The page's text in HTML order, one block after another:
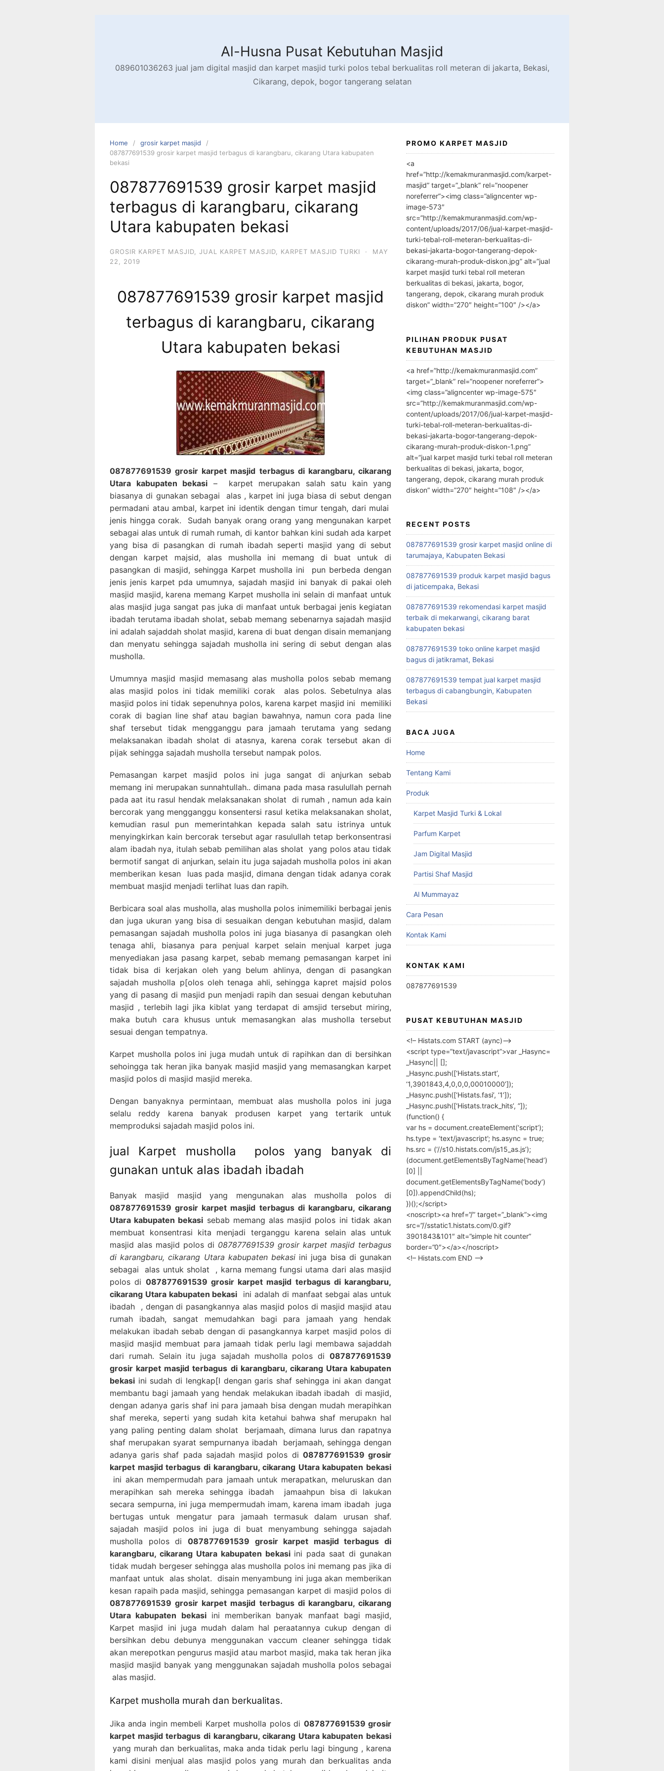
Al-Husna Pusat Kebutuhan Masjid
089601036263 jual jam digital masjid dan karpet masjid turki polos tebal berkualitas roll meteran di jakarta, Bekasi,
Cikarang, depok, bogor tangerang selatan
Home
grosir karpet masjid
087877691539 grosir karpet masjid terbagus di karangbaru, cikarang Utara kabupaten
bekasi
087877691539 grosir karpet masjid
terbagus di karangbaru, cikarang
Utara kabupaten bekasi
GROSIR KARPET MASJID JUAL KARPET MASJID KARPET MASJID TURKI ·
MAY
22, 2019
087877691539 grosir karpet masjid
terbagus di karangbaru, cikarang
Utara kabupaten bekasi
087877691539 grosir karpet masjid terbagus di karangbaru, cikarang
Utara kabupaten bekasi – karpet merupakan salah satu kain yang
biasanya di gunakan sebagai alas , karpet ini juga biasa di sebut dengan
permadani atau ambal, karpet ini identik dengan timur tengah, dari mulai
jenis hingga corak. Sudah banyak orang orang yang mengunakan karpet
sebagai alas untuk di rumah rumah, di kantor bahkan kini sudah ada karpet
yang bisa di pasangkan di rumah ibadah seperti masjid yang di sebut
dengan karpet majsid, alas musholla ini memang di buat untuk di
pasangkan di masjid, sehingga Karpet musholla ini pun berbeda dengan
jenis jenis karpet pda umumnya, sajadah masjid ini banyak di pakai oleh
masjid masjid, karena memang Karpet musholla ini selain di manfaat untuk
alas masjid juga sangat pas juka di manfaat untuk berbagai jenis kegiatan
ibadah terutama ibadah sholat, sebab memang sebenarnya sajadah masjid
ini adalah sajaddah sholat masjid, karena di buat dengan disain memanjang
dan menyatu sehingga sajadah musholla ini sering di sebut dengan alas
musholla.
Umumnya masjid masjid memasang alas musholla polos sebab memang
alas masjid polos ini tidak memiliki corak alas polos. Sebetulnya alas
masjid polos ini tidak sepenuhnya polos, karena karpet masjid ini memiliki
corak di bagian line shaf atau bagian bawahnya, namun cora pada line
shaf tersebut tidak mengganggu para jamaah terutama yang sedang
melaksanakan ibadah sholat di atasnya, karena corak tersebut akan di
pijak sehingga sajadah musholla tersebut nampak polos.
Pemasangan karpet masjid polos ini juga sangat di anjurkan sebab
memang ini merupakan sunnahtullah.. dimana pada masa rasulullah pernah
pada aat itu rasul hendak melaksanakan sholat di rumah , namun ada kain
bercorak yang mengganggu konsentersi rasul ketika melaksanakan sholat,
kemudian rasul pun memerintahkan kepada salah satu istrinya untuk
menyingkirkan kain bercorak tersebut agar rasulullah tetap berkonsentrasi
alam ibadah nya, itulah sebab pemilihan alas sholat yang polos atau tidak
bermotif sangat di anjurkan, selain itu juga sajadah musholla polos ini akan
memberikan kesan luas pada masjid, dimana dengan tidak adanya corak
membuat masjid menjadi terlihat luas dan rapih.
Berbicara soal alas musholla, alas musholla polos inimemiliki berbagai jenis
dan juga ukuran yang bisa di sesuaikan dengan kebutuhan masjid, dalam
pemasangan sajadah musholla polos ini juga biasanya di pasangkan oleh
tenaga ahli, biasanya para penjual karpet selain menjual karpet juga
menyediakan jasa pasang karpet, sebab memang pemasangan karpet ini
tidak bisa di kerjakan oleh yang belum ahlinya, dengan di pasangkan
sajadah musholla p[olos oleh tenaga ahli, sehingga kapret majsid polos
yang di pasang di masjid pun menjadi rapih dan sesuai dengan kebutuhan
masjid , terlebih lagi jika kiblat yang terdapat di amsjid tersebut miring,
maka butuh cara khusus untuk memasangkan alas musholla tersebut
sesuai dengan tempatnya.
Karpet musholla polos ini juga mudah untuk di rapihkan dan di bersihkan
sehoingga tak heran jika banyak masjid masjid yang memasangkan karpet
masjid polos di masjid masjid mereka.
Dengan banyaknya permintaan, membuat alas musholla polos ini juga
selalu reddy karena banyak produsen karpet yang tertarik untuk
memproduksi sajadah masjid polos ini.
jual Karpet musholla polos yang banyak di
gunakan untuk alas ibadah ibadah
Banyak masjid masjid yang mengunakan alas musholla polos di
087877691539 grosir karpet masjid terbagus di karangbaru, cikarang
Utara kabupaten bekasi sebab memang alas masjid polos ini tidak akan
membuat konsentrasi kita menjadi terganggu karena selain alas untuk
masjid alas masjid polos di 087877691539 grosir karpet masjid terbagus
di karangbaru, cikarang Utara kabupaten bekasi ini juga bisa di gunakan
sebagai alas untuk sholat , karna memang fungsi utama dari alas masjid
polos di 087877691539 grosir karpet masjid terbagus di karangbaru,
cikarang Utara kabupaten bekasi ini adalah di manfaat sebgai alas untuk
ibadah , dengan di pasangkannya alas masjid polos di masjid masjid atau
rumah ibadah, sangat memudahkan bagi para jamaah yang hendak
melakukan ibadah sebab dengan di pasangkannya karpet masjid polos di
masjid masjid membuat para jamaah tidak perlu lagi membawa sajaddah
dari rumah. Selain itu juga sajadah musholla polos di 087877691539
grosir karpet masjid terbagus di karangbaru, cikarang Utara kabupaten
bekasi ini sudah di lengkap[I dengan garis shaf sehingga ini akan dangat
membantu bagi jamaah yang hendak melakukan ibadah ibadah di masjid,
dengan adanya garis shaf ini para jamaah bisa dengan mudah merapihkan
shaf mereka, seperti yang sudah kita ketahui bahwa shaf merupakn hal
yang paling penting dalam sholat berjamaah, dimana lurus dan rapatnya
shaf merupakan syarat sempurnanya ibadah berjamaah, sehingga dengan
adanya garis shaf pada sajadah masjid polos di 087877691539 grosir
karpet masjid terbagus di karangbaru, cikarang Utara kabupaten bekasi
ini akan mempermudah para jamaah untuk merapatkan, meluruskan dan
merapihkan sah mereka sehingga ibadah jamaahpun bisa di lakukan
secara sempurna, ini juga mempermudah imam, karena imam ibadah juga
bertugas untuk mengatur para jamaah termasuk dalam urusan shaf.
sajadah masjid polos ini juga di buat menyambung sehingga sajadah
musholla polos di 087877691539 grosir karpet masjid terbagus di
karangbaru, cikarang Utara kabupaten bekasiini pada saat di gunakan
tidak mudah bergeser sehingga alas musholla polos ini memang pas jika di
manfaat untuk alas sholat. disain menyambung ini juga akan memberikan
kesan rapaih pada masjid, sehingga pemasangan karpet di masjid polos di
087877691539 grosir karpet masjid terbagus di karangbaru, cikarang
Utara kabupaten bekasiini memberikan banyak manfaat bagi masjid,
Karpet masjid ini juga mudah dalam hal peraatannya cukup dengan di
bersihkan debu debunya menggunakan vaccum cleaner sehingga tidak
akan merepotkan pengurus masjid atau marbot masjid, maka tak heran jika
masjid masjid banyak yang menggunakan sajadah musholla polos sebagai
alas masjid.
Karpet musholla murah dan berkualitas.
Jika anda ingin membeli Karpet musholla polos di 087877691539 grosir
karpet masjid terbagus di karangbaru, cikarang Utara kabupaten bekasi
yang murah dan berkualitas, maka anda tidak perlu lagi bingung , karena
kami disini menjual alas masjid polos yang murah dan berkualitas anda
PROMO KARPET MASJID
<a
href=”http://kemakmuranmasjid.com/karpet-
masjid” target=”_blank” rel=”noopener
noreferrer”><img class=”aligncenter wp-
image-573″
src=”http://kemakmuranmasjid.com/wp-
content/uploads/2017/06/jual-karpet-masjid-
turki-tebal-roll-meteran-berkualitas-di-
bekasi-jakarta-bogor-tangerang-depok-
cikarang-murah-produk-diskon.jpg” alt=”jual
karpet masjid turki tebal roll meteran
berkualitas di bekasi, jakarta, bogor,
tangerang, depok, cikarang murah produk
diskon” width=”270″ height=”100″ /></a>
PILIHAN PRODUK PUSAT
KEBUTUHAN MASJID
<a href=”http://kemakmuranmasjid.com”
target=”_blank” rel=”noopener noreferrer”>
<img class=”aligncenter wp-image-575″
src=”http://kemakmuranmasjid.com/wp-
content/uploads/2017/06/jual-karpet-masjid-
turki-tebal-roll-meteran-berkualitas-di-
bekasi-jakarta-bogor-tangerang-depok-
cikarang-murah-produk-diskon-1.png”
alt=”jual karpet masjid turki tebal roll meteran
berkualitas di bekasi, jakarta, bogor,
tangerang, depok, cikarang murah produk
diskon” width=”270″ height=”108″ /></a>
RECENT POSTS
087877691539 grosir karpet masjid online di
tarumajaya, Kabupaten Bekasi
087877691539 produk karpet masjid bagus
di jaticempaka, Bekasi
087877691539 rekomendasi karpet masjid
terbaik di mekarwangi, cikarang barat
kabupaten bekasi
087877691539 toko online karpet masjid
bagus di jatikramat, Bekasi
087877691539 tempat jual karpet masjid
terbagus di cabangbungin, Kabupaten
Bekasi
BACA JUGA
Home
Tentang Kami
Produk
Karpet Masjid Turki & Lokal
Parfum Karpet
Jam Digital Masjid
Partisi Shaf Masjid
Al Mummayaz
Cara Pesan
Kontak Kami
KONTAK KAMI
087877691539
PUSAT KEBUTUHAN MASJID
<!– Histats.com START (aync)–>
<script type=”text/javascript”>var _Hasync=
_Hasync|| [];
_Hasync.push([‘Histats.start’,
‘1,3901843,4,0,0,0,00010000’]);
_Hasync.push([‘Histats.fasi’, ‘1’]);
_Hasync.push([‘Histats.track_hits’, ”]);
(function() {
var hs = document.createElement(‘script’);
hs.type = ‘text/javascript’; hs.async = true;
hs.src = (‘//s10.histats.com/js15_as.js’);
(document.getElementsByTagName(‘head’)
[0] ||
document.getElementsByTagName(‘body’)
[0]).appendChild(hs);
})();</script>
<noscript><a href=”/” target=”_blank”><img
src=”//sstatic1.histats.com/0.gif?
3901843&101″ alt=”simple hit counter”
border=”0″></a></noscript>
<!– Histats.com END –>